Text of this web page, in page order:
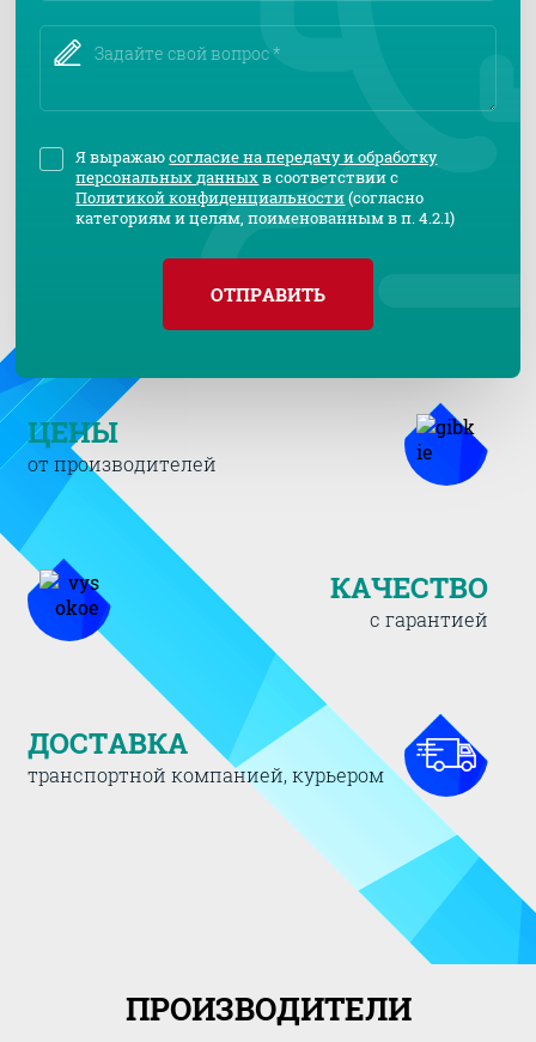
Я выражаюсогласие на передачу и обработку
персональных данныхв соответствии с
Политикой конфиденциальности(согласно
категориям и целям, поименованным в п. 4.2.1)
ОТПРАВИТЬ
ЦЕНЫ
от производителей
КАЧЕСТВО
с гарантией
ДОСТАВКА
транспортной компанией, курьером
ПРОИЗВОДИТЕЛИ